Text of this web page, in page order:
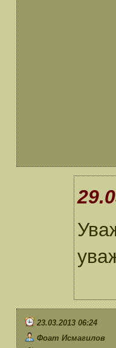
23.03.2013 06:24
Фоат Исмагилов